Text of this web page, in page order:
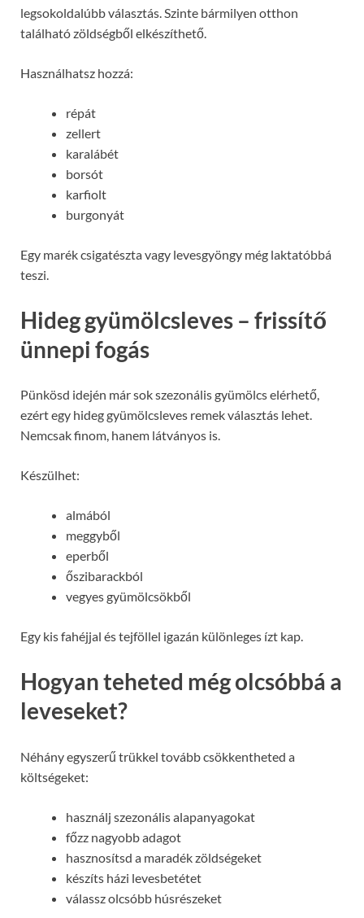
legsokoldalúbb választás. Szinte bármilyen otthon
található zöldségből elkészíthető.
Használhatsz hozzá:
répát
zellert
karalábét
borsót
karfiolt
burgonyát
Egy marék csigatészta vagy levesgyöngy még laktatóbbá
teszi.
Hideg gyümölcsleves – frissítő
ünnepi fogás
Pünkösd idején már sok szezonális gyümölcs elérhető,
ezért egy hideg gyümölcsleves remek választás lehet.
Nemcsak finom, hanem látványos is.
Készülhet:
almából
meggyből
eperből
őszibarackból
vegyes gyümölcsökből
Egy kis fahéjjal és tejföllel igazán különleges ízt kap.
Hogyan teheted még olcsóbbá a
leveseket?
Néhány egyszerű trükkel tovább csökkentheted a
költségeket:
használj szezonális alapanyagokat
főzz nagyobb adagot
hasznosítsd a maradék zöldségeket
készíts házi levesbetétet
válassz olcsóbb húsrészeket